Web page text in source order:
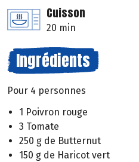
Cuisson
20 min
Ingrédients
Pour 4 personnes
1 Poivron rouge
3 Tomate
250 g de Butternut
150 g de Haricot vert